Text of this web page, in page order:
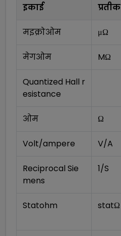
इकाई प्रतीक
मइक्रोओम μΩ
मेगओम MΩ
Quantized Hall r
esistance
ओम Ω
Volt/ampere V/A
Reciprocal Sie
mens
1/S
Statohm statΩ